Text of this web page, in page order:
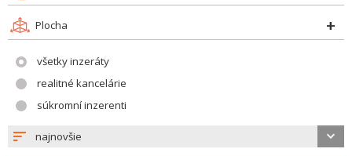
Plocha
všetky inzeráty
realitné kancelárie
súkromní inzerenti
najnovšie